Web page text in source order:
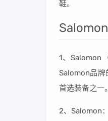
鞋。
1、Salomon
Salomon品牌
首选装备之一
2、Salomon